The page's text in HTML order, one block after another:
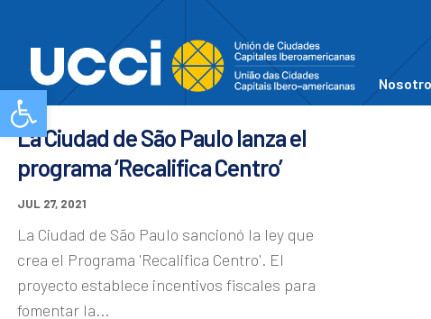
Abrir barra de herramientas
La Ciudad de São Paulo lanza el
programa ‘Recalifica Centro’
JUL 27, 2021
La Ciudad de São Paulo sancionó la ley que
crea el Programa 'Recalifica Centro'. El
proyecto establece incentivos fiscales para
fomentar la...